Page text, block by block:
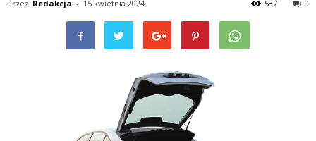
Przez Redakcja - 15 kwietnia 2024 0
537